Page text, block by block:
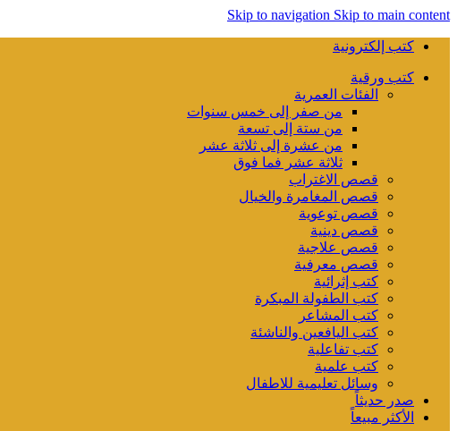
Skip to navigation Skip to main content
كتب إلكترونية
كتب ورقية
الفئات العمرية
من صفر إلى خمس سنوات
من ستة إلى تسعة
من عشرة إلى ثلاثة عشر
ثلاثة عشر فما فوق
قصص الاغتراب
قصص المغامرة والخيال
قصص توعوية
قصص دينية
قصص علاجية
قصص معرفية
كتب إثرائية
كتب الطفولة المبكرة
كتب المشاعر
كتب اليافعين والناشئة
كتب تفاعلية
كتب علمية
وسائل تعليمية للاطفال
صدر حديثاً
الأكثر مبيعاً